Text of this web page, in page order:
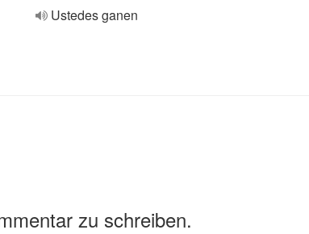
Ustedes ganen
zu schreiben.